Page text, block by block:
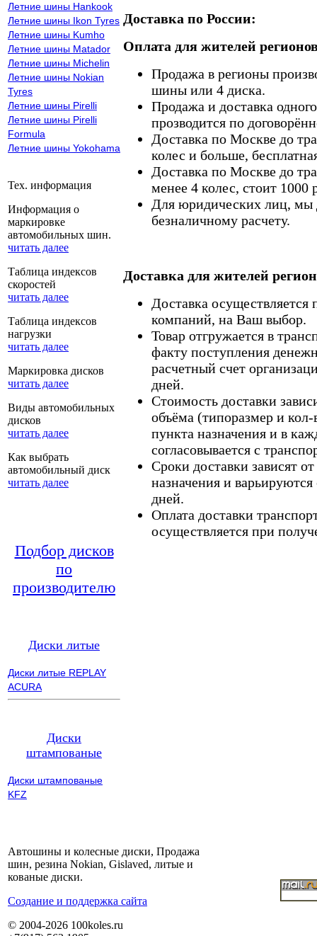
Летние шины Hankook
Летние шины Ikon Tyres
Летние шины Kumho
Летние шины Matador
Летние шины Michelin
Летние шины Nokian
Tyres
Летние шины Pirelli
Летние шины Pirelli
Formula
Летние шины Yokohama
Тех. информация
Информация о
маркировке
автомобильных шин.
читать далее
Таблица индексов
скоростей
читать далее
Таблица индексов
нагрузки
читать далее
Маркировка дисков
читать далее
Виды автомобильных
дисков
читать далее
Как выбрать
автомобильный диск
читать далее
Подбор дисков
по
производителю
Диски литые
Диски литые REPLAY
ACURA
Диски
штампованые
Диски штампованые
KFZ
Доставка по России:
Оплата для жителей
Продажа в регионы
шины или 4 диска.
Продажа и доставка
прозводится по
Доставка по Москве до
колес и больше,
Доставка по Москве до
менее 4 колес, стоит 1000
Для юридических лиц, мы
безналичному расчету.
Доставка для жителей
Доставка
компаний, на Ваш выбор.
Товар отгружается в
факту поступления
расчетный счет
дней.
Стоимость доставки
объёма (типоразмер и кол-
пункта назначения и в
согласовывается с
Сроки доставки зависят
назначения и
дней.
Оплата доставки
осуществляется при
Автошины и колесные диски, Продажа
шин, резина Nokian, Gislaved, литые и
кованые диски.
Cоздание и поддержка сайта
© 2004-2026 100koles.ru